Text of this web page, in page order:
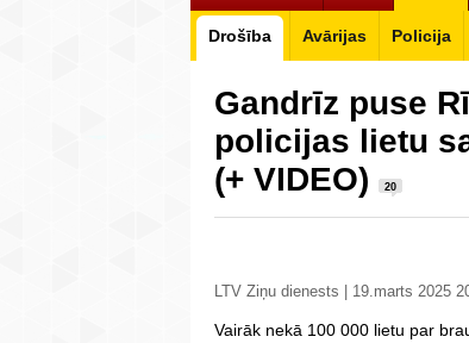
Drošība Avārijas Policija
Gandrīz puse
policijas lietu
(+ VIDEO)
20
LTV Ziņu dienests | 19.marts 2025
Vairāk nekā 100 000 lietu par